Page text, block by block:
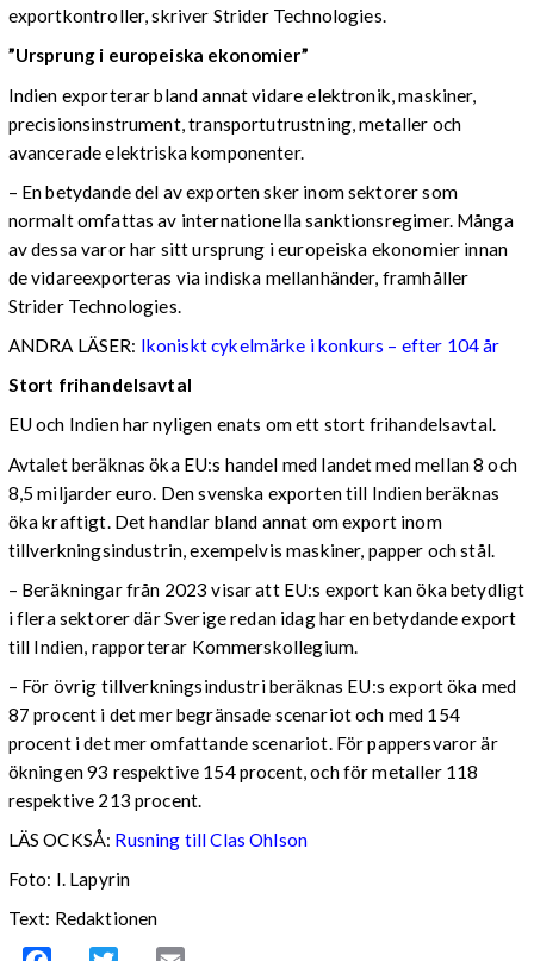
exportkontroller, skriver Strider Technologies.
”Ursprung i europeiska ekonomier”
Indien exporterar bland annat vidare elektronik, maskiner,
precisionsinstrument, transportutrustning, metaller och
avancerade elektriska komponenter.
– En betydande del av exporten sker inom sektorer som
normalt omfattas av internationella sanktionsregimer. Många
av dessa varor har sitt ursprung i europeiska ekonomier innan
de vidareexporteras via indiska mellanhänder, framhåller
Strider Technologies.
ANDRA LÄSER: Ikoniskt cykelmärke i konkurs – efter 104 år
Stort frihandelsavtal
EU och Indien har nyligen enats om ett stort frihandelsavtal.
Avtalet beräknas öka EU:s handel med landet med mellan 8 och
8,5 miljarder euro. Den svenska exporten till Indien beräknas
öka kraftigt. Det handlar bland annat om export inom
tillverkningsindustrin, exempelvis maskiner, papper och stål.
– Beräkningar från 2023 visar att EU:s export kan öka betydligt
i flera sektorer där Sverige redan idag har en betydande export
till Indien, rapporterar Kommerskollegium.
– För övrig tillverkningsindustri beräknas EU:s export öka med
87 procent i det mer begränsade scenariot och med 154
procent i det mer omfattande scenariot. För pappersvaror är
ökningen 93 respektive 154 procent, och för metaller 118
respektive 213 procent.
LÄS OCKSÅ: Rusning till Clas Ohlson
Foto: I. Lapyrin
Text: Redaktionen